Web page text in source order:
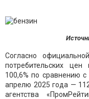
Согласно
потребительских
100,6% по сравнению
апрелю 2025 года —
агентства